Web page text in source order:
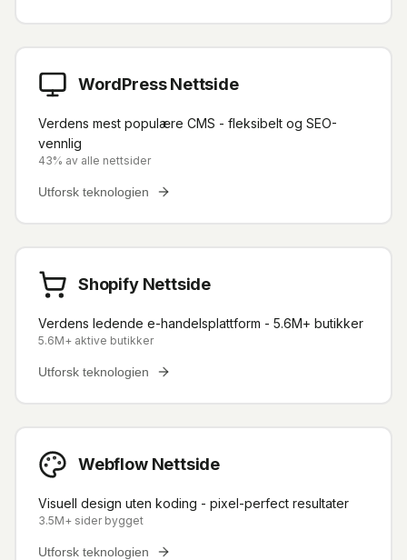
WordPress Nettside
Verdens mest populære CMS - fleksibelt og SEO-
vennlig
43% av alle nettsider
Utforsk teknologien
Shopify Nettside
Verdens ledende e-handelsplattform - 5.6M+ butikker
5.6M+ aktive butikker
Utforsk teknologien
Webflow Nettside
Visuell design uten koding - pixel-perfect resultater
3.5M+ sider bygget
Utforsk teknologien